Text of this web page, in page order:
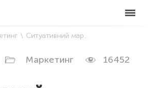
Ситуативний маркетинг: чортова дюжина креативних реклам на Halloween
Маркетинг 16452